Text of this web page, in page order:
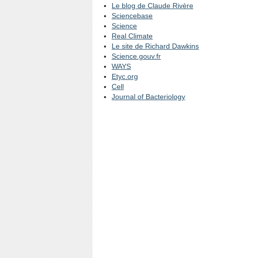
Le blog de Claude Rivère
Sciencebase
Science
Real Climate
Le site de Richard Dawkins
Science.gouv.fr
WAYS
Etyc.org
Cell
Journal of Bacteriology